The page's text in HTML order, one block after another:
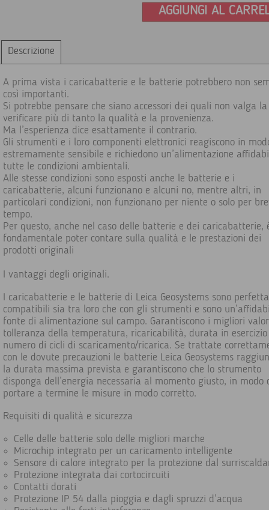
AGGIUNGI AL
Descrizione
A prima vista i caricabatterie e le batterie potrebbero non
così importanti.
Si potrebbe pensare che siano accessori dei quali non valga
verificare più di tanto la qualità e la provenienza.
Ma l’esperienza dice esattamente il contrario.
Gli strumenti e i loro componenti elettronici reagiscono in
estremamente sensibile e richiedono un’alimentazione
tutte le condizioni ambientali.
Alle stesse condizioni sono esposti anche le batterie e i
caricabatterie, alcuni funzionano e alcuni no, mentre altri, in
particolari condizioni, non funzionano per niente o solo per
tempo.
Per questo, anche nel caso delle batterie e dei caricabatterie,
fondamentale poter contare sulla qualità e le prestazioni dei
prodotti originali
I vantaggi degli originali.
I caricabatterie e le batterie di Leica Geosystems sono
compatibili sia tra loro che con gli strumenti e sono
fonte di alimentazione sul campo. Garantiscono i migliori
tolleranza della temperatura, ricaricabilità, durata in esercizio
numero di cicli di scaricamento/ricarica. Se trattate
con le dovute precauzioni le batterie Leica Geosystems
la durata massima prevista e garantiscono che lo strumento
disponga dell’energia necessaria al momento giusto, in modo
portare a termine le misure in modo corretto.
Requisiti di qualità e sicurezza
Celle delle batterie solo delle migliori marche
Microchip integrato per un caricamento intelligente
Sensore di calore integrato per la protezione dal
Protezione integrata dai cortocircuiti
Contatti dorati
Protezione IP 54 dalla pioggia e dagli spruzzi d’acqua